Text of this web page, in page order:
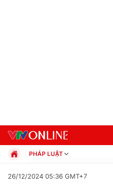
PHÁP LUẬT
Xã hội
26/12/2024 05:36 GMT+7